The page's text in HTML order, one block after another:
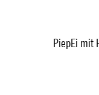
PiepEi mit